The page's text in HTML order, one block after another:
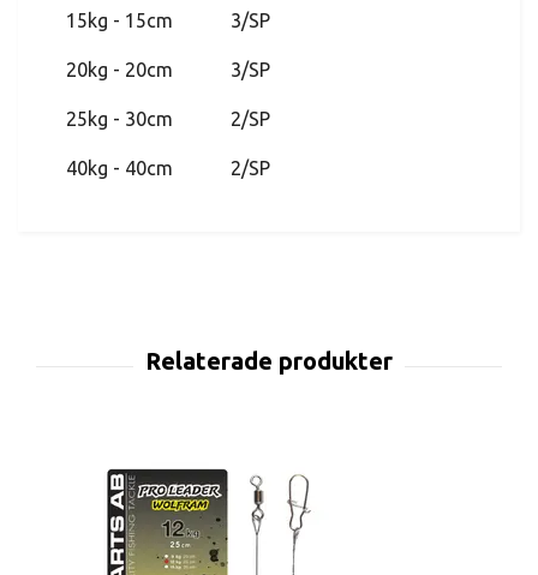
15kg - 15cm 3/SP
20kg - 20cm 3/SP
25kg - 30cm 2/SP
40kg - 40cm 2/SP